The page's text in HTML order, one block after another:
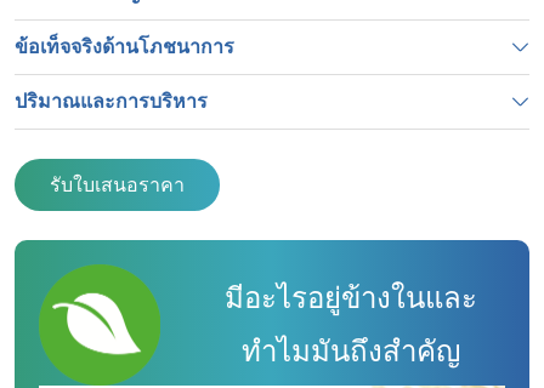
ข้อเท็จจริงด้านโภชนาการ
ปริมาณและการบริหาร
รับใบเสนอราคา
มีอะไรอยู่ข้างในและ
ทำไมมันถึงสำคัญ